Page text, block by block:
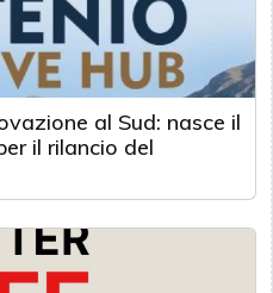
al Sud: nasce il
il rilancio del